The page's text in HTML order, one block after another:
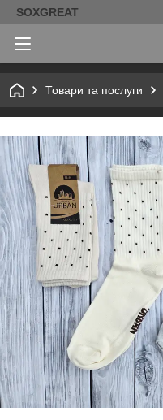
SOXGREAT
Товари та послуги